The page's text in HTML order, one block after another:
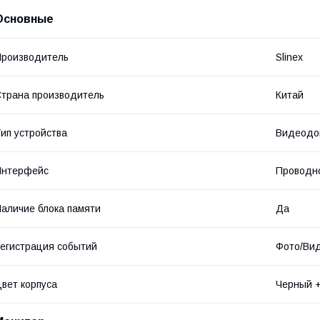
Slinex
производитель Китай
устройства
блока памяти Да
событий Фото/
корпуса Черный